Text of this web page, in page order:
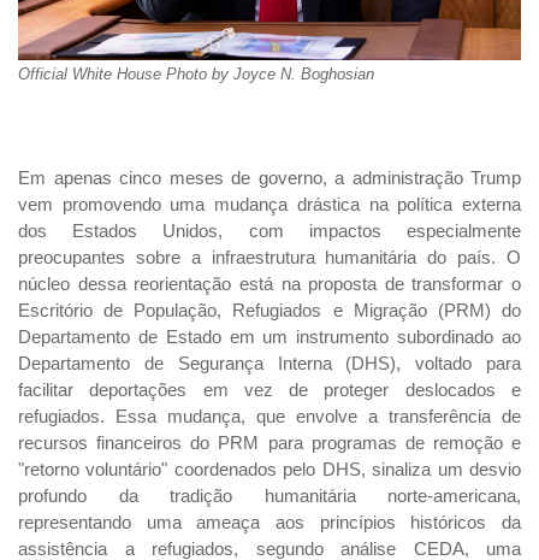
Official White House Photo by Joyce N. Boghosian
Em apenas cinco meses de governo, a administração Trump
vem promovendo uma mudança drástica na política externa
dos Estados Unidos, com impactos especialmente
preocupantes sobre a infraestrutura humanitária do país. O
núcleo dessa reorientação está na proposta de transformar o
Escritório de População, Refugiados e Migração (PRM) do
Departamento de Estado em um instrumento subordinado ao
Departamento de Segurança Interna (DHS), voltado para
facilitar deportações em vez de proteger deslocados e
refugiados. Essa mudança, que envolve a transferência de
recursos financeiros do PRM para programas de remoção e
"retorno voluntário" coordenados pelo DHS, sinaliza um desvio
profundo da tradição humanitária norte-americana,
representando uma ameaça aos princípios históricos da
assistência a refugiados, segundo análise CEDA, uma